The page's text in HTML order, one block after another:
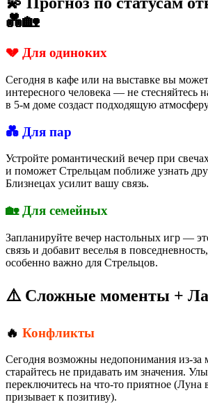
💑🏡
💔 Для одиноких
Сегодня в кафе или на выставке вы
интересного человека — не стесняйтесь
в 5-м доме создаст подходящую
💑 Для пар
Устройте романтический вечер при
и поможет Стрельцам поближе узнать
Близнецах усилит вашу связь.
🏡 Для семейных
Запланируйте вечер настольных игр —
связь и добавит веселья в
особенно важно для Стрельцов.
⚠️ Сложные моменты +
🔥 Конфликты
Сегодня возможны недопонимания из-
старайтесь не придавать им значения.
переключитесь на что-то приятное (Луна
призывает к позитиву).